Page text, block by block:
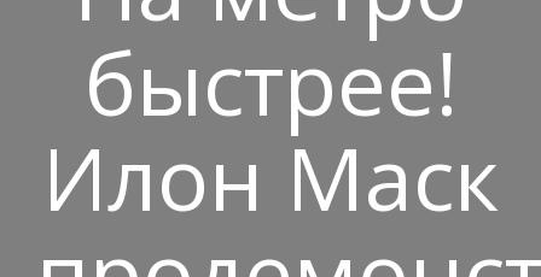
быстрее!
Илон Маск